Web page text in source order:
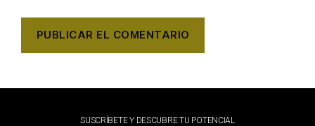
SUSCRÍBETE Y DESCUBRE TU POTENCIAL